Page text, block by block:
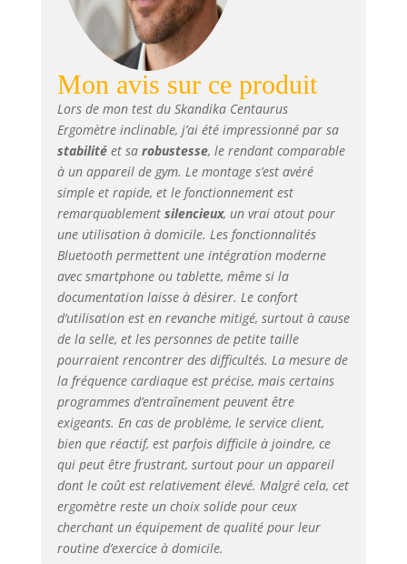
semi-allongé sont
réglables pour
confort. Poids
maximal de
l'utilisateur : 150
kg. ✔ AVANTAGES :
la grande console
multifonctionnelle
offre de nombreux
avantages tels que
la vidéo en direct,
les événements
multijoueurs, le
coaching, le
partage d'écran et
la fonction de
streaming. ✔ DE
NOMBREUX
PROGRAMMES : en
plus des 12
programmes
préinstallés, le vélo
ergomètre possède
4 programmes
réglés par le pouls
et une mesure du
taux de
récupération
Mon avis sur ce produit
Lors de mon test du Skandika Centaurus
Ergomètre inclinable, j’ai été impressionné par sa
stabilitéet sa robustesse, le rendant comparable
à un appareil de gym. Le montage s’est avéré
simple et rapide, et le fonctionnement est
remarquablement silencieux, un vrai atout pour
une utilisation à domicile. Les fonctionnalités
Bluetooth permettent une intégration moderne
avec smartphone ou tablette, même si la
documentation laisse à désirer. Le confort
d’utilisation est en revanche mitigé, surtout à cause
de la selle, et les personnes de petite taille
pourraient rencontrer des difficultés. La mesure de
la fréquence cardiaque est précise, mais certains
programmes d’entraînement peuvent être
exigeants. En cas de problème, le service client,
bien que réactif, est parfois difficile à joindre, ce
qui peut être frustrant, surtout pour un appareil
dont le coût est relativement élevé. Malgré cela, cet
ergomètre reste un choix solide pour ceux
cherchant un équipement de qualité pour leur
routine d’exercice à domicile.